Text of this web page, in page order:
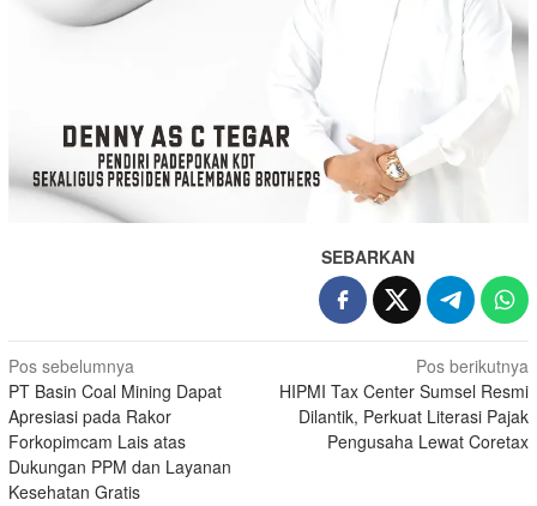
SEBARKAN
Navigasi
pos
Pos sebelumnya
PT Basin Coal Mining Dapat
Apresiasi pada Rakor
Forkopimcam Lais atas
Dukungan PPM dan Layanan
Kesehatan Gratis
Pos berikutnya
HIPMI Tax Center Sumsel Resmi
Dilantik, Perkuat Literasi Pajak
Pengusaha Lewat Coretax